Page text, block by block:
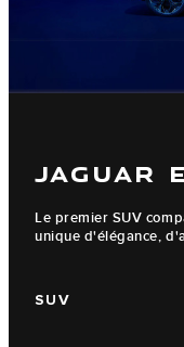
JAGUAR
Le premier SUV
unique d'élégance,
SUV